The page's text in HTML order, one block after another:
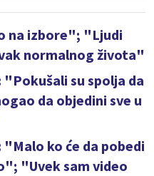
na izbore"; "Ljudi
normalnog života"
su spolja da
da objedini sve u
ko će da pobedi
"Uvek sam video